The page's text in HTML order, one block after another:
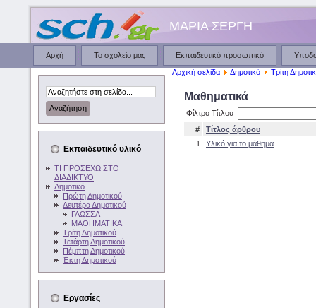
ΜΑΡΙΑ ΣΕΡΓΗ
Αρχή Το σχολείο μας Εκπαιδευτικό προσωπικό
Εκπαιδευτικό υλικό
ΤΙ ΠΡΟΣΕΧΩ ΣΤΟ
ΔΙΑΔΙΚΤΥΟ
Δημοτικό
Πρώτη Δημοτικού
Δευτέρα Δημοτικού
ΓΛΩΣΣΑ
ΜΑΘΗΜΑΤΙΚΑ
Τρίτη Δημοτικού
Τετάρτη Δημοτικού
Πέμπτη Δημοτικού
Έκτη Δημοτικού
Εργασίες
Αρχική σελίδα Δημοτικό Τρίτη
Μαθηματικά
Φίλτρο Τίτλου
#
Τίτλος άρθρου
1
Υλικό για το μάθημα